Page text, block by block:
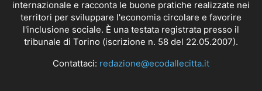
internazionale e racconta le buone pratiche realizzate nei
territori per sviluppare l'economia circolare e favorire
l'inclusione sociale. È una testata registrata presso il
tribunale di Torino (iscrizione n. 58 del 22.05.2007).
Contattaci: redazione@ecodallecitta.it